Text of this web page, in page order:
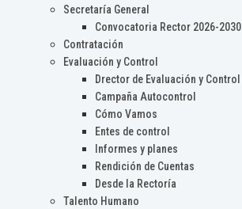
Secretaría General
Convocatoria Rector 2026-2030
Contratación
Evaluación y Control
Drector de Evaluación y Control
Campaña Autocontrol
Cómo Vamos
Entes de control
Informes y planes
Rendición de Cuentas
Desde la Rectoría
Talento Humano